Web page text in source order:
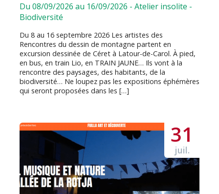
Du 08/09/2026 au 16/09/2026 - Atelier insolite -
Biodiversité
Du 8 au 16 septembre 2026 Les artistes des
Rencontres du dessin de montagne partent en
excursion dessinée de Céret à Latour-de-Carol. À pied,
en bus, en train Lio, en TRAIN JAUNE… Ils vont à la
rencontre des paysages, des habitants, de la
biodiversité… Ne loupez pas les expositions éphémères
qui seront proposées dans les […]
31
juil.